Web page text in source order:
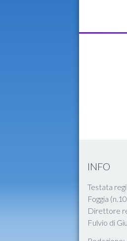
INFO
Testata
Foggia
Direttore
Fulvio di